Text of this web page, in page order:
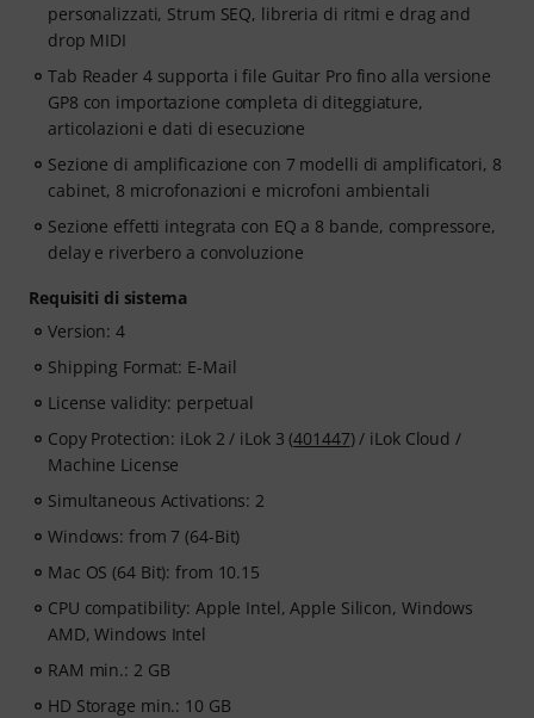
personalizzati, Strum SEQ, libreria di ritmi e drag and
drop MIDI
Tab Reader 4 supporta i file Guitar Pro fino alla versione
GP8 con importazione completa di diteggiature,
articolazioni e dati di esecuzione
Sezione di amplificazione con 7 modelli di amplificatori, 8
cabinet, 8 microfonazioni e microfoni ambientali
Sezione effetti integrata con EQ a 8 bande, compressore,
delay e riverbero a convoluzione
Requisiti di sistema
Version: 4
Shipping Format: E-Mail
License validity: perpetual
Copy Protection: iLok 2 / iLok 3 (401447) / iLok Cloud /
Machine License
Simultaneous Activations: 2
Windows: from 7 (64-Bit)
Mac OS (64 Bit): from 10.15
CPU compatibility: Apple Intel, Apple Silicon, Windows
AMD, Windows Intel
RAM min.: 2 GB
HD Storage min.: 10 GB